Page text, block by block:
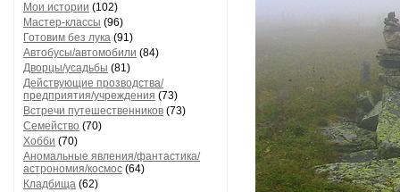
Мои истории (102)
Мастер-классы (96)
Готовим без лука (91)
Автобусы/автомобили (84)
Дворцы/усадьбы (81)
Действующие прозводства/
предприятия/учреждения (73)
Встречи путешественников (73)
Семейство (70)
Хобби (70)
Аномальные явления/фантастика/
астрономия/космос (64)
Кладбища (62)